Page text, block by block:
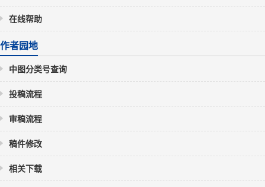
在线帮助
作者园地
中图分类号查询
投稿流程
审稿流程
稿件修改
相关下载